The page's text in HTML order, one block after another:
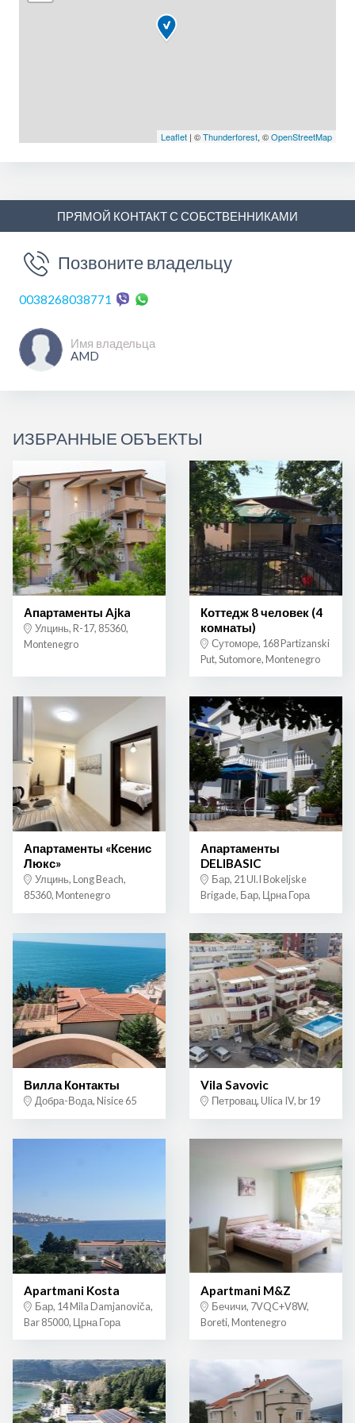
Leaflet | ©Thunderforest, ©OpenStreetMap
ПРЯМОЙ КОНТАКТ С СОБСТВЕННИКАМИ
Позвоните владельцу
0038268038771
Имя владельца
AMD
ИЗБРАННЫЕ ОБЪЕКТЫ
Апартаменты Ajka
Улцинь, R-17, 85360,
Montenegro
Коттедж 8 человек (4
комнаты)
Сутоморе, 168 Partizanski
Put, Sutomore, Montenegro
Апартаменты «Ксенис
Люкс»
Улцинь, Long Beach,
85360, Montenegro
Апартаменты
DELIBASIC
Бар, 21 Ul.I Bokeljske
Brigade, Бар, Црна Гора
Вилла Контакты
Добра-Вода, Nisice 65
Vila Savovic
Петровац, Ulica IV, br 19
Apartmani Kosta
Бар, 14 Mila Damjanoviča,
Bar 85000, Црна Гора
Apartmani M&Z
Бечичи, 7VQC+V8W,
Boreti, Montenegro